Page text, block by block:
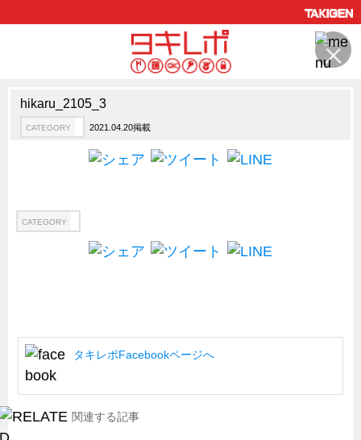
CATEGORY
新製品ロケットニュース
ピックアップ製品
How to 動画
ハイセキュリティ錠前TAKシリーズ
CATEGORY ソリューション
船舶・港湾設備
試作・特注品の事例集
hikaru_2105_3
CATEGORY 2021.04.20掲載
CATEGORY
タキレポFacebookページへ
関連する記事